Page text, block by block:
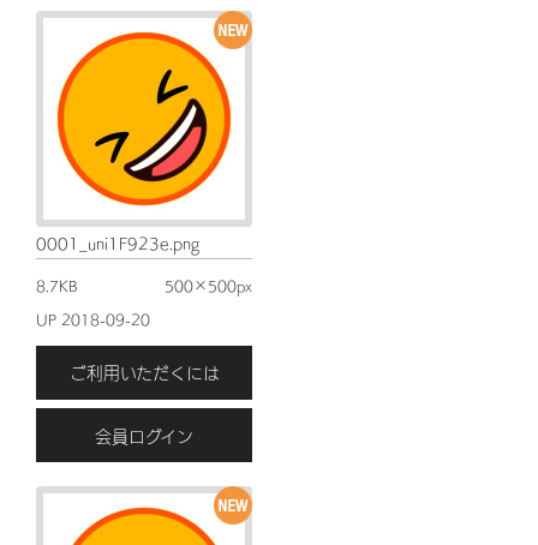
0001_uni1F923e.png
8.7KB
500×500px
UP 2018-09-20
ご利用いただくには
会員ログイン